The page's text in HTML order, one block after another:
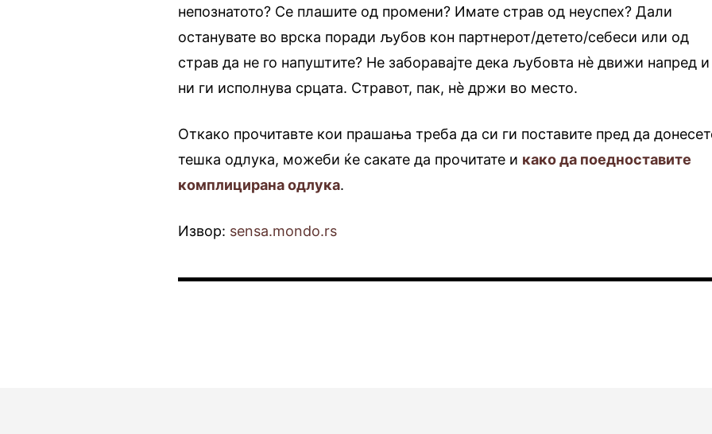
непознатото? Се плашите од промени? Имате страв од неуспех? Дали
останувате во врска поради љубов кон партнерот/детето/себеси или од
страв да не го напуштите? Не заборавајте дека љубовта нè движи напред и
ни ги исполнува срцата. Стравот, пак, нè држи во место.
Откако прочитавте кои прашања треба да си ги поставите пред да
тешка одлука, можеби ќе сакате да прочитате и како да поедноставите
комплицирана одлука.
Извор: sensa.mondo.rs